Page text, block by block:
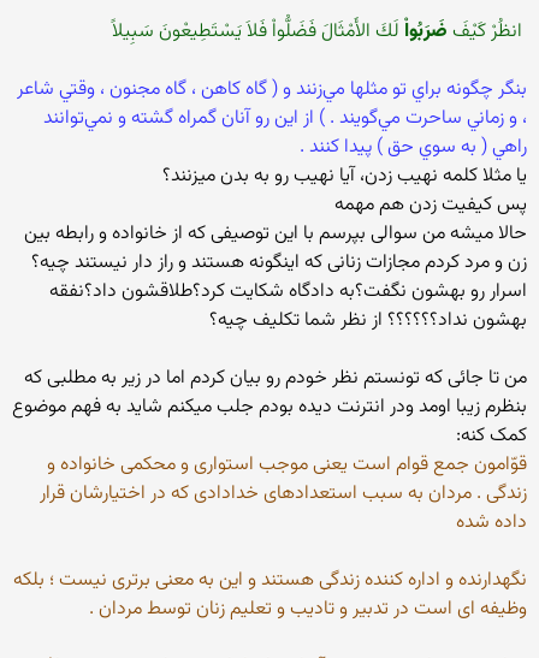
‏ انظُرْ كَيْفَ ضَرَبُواْ لَكَ الأَمْثَالَ فَضَلُّواْ فَلاَ يَسْتَطِيعْونَ سَبِيلاً ‏
‏بنگر چگونه براي تو مثلها مي‌زنند و ( گاه كاهن ، گاه مجنون ، وقتي شاعر
، و زماني ساحرت مي‌گويند . ) از اين رو آنان گمراه گشته و نمي‌توانند
راهي ( به سوي حق ) پيدا كنند .‏
یا مثلا کلمه نهیب زدن، آیا نهیب رو به بدن میزنند؟
پس کیفیت زدن هم مهمه
حالا میشه من سوالی بپرسم با این توصیفی که از خانواده و رابطه بین
زن و مرد کردم مجازات زنانی که اینگونه هستند و راز دار نیستند چیه؟
اسرار رو بهشون نگفت؟به دادگاه شکایت کرد؟طلاقشون داد؟نفقه
بهشون نداد؟؟؟؟؟؟ از نظر شما تکلیف چیه؟
من تا جائی که تونستم نظر خودم رو بیان کردم اما در زیر به مطلبی که
بنظرم زیبا اومد ودر انترنت دیده بودم جلب میکنم شاید به فهم موضوع
کمک کنه:
قوّامون جمع قوام است یعنی موجب استواری و محکمی خانواده و
زندگی . مردان به سبب استعدادهای خدادادی که در اختیارشان قرار
داده شده
نگهدارنده و اداره کننده زندگی هستند و این به معنی برتری نیست ؛ بلكه
وظیفه ای است در تدبیر و تادیب و تعلیم زنان توسط مردان .